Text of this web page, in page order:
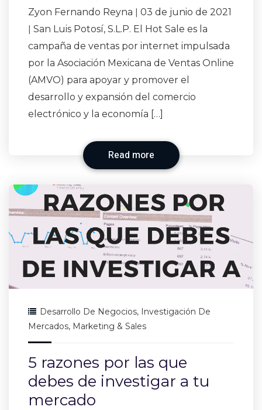
Zyon Fernando Reyna ǀ 03 de junio de 2021
ǀ San Luis Potosí, S.L.P. El Hot Sale es la
campaña de ventas por internet impulsada
por la Asociación Mexicana de Ventas Online
(AMVO) para apoyar y promover el
desarrollo y expansión del comercio
electrónico y la economía […]
Read more
Desarrollo De Negocios, Investigación De
Mercados, Marketing & Sales
5 razones por las que
debes de investigar a tu
mercado